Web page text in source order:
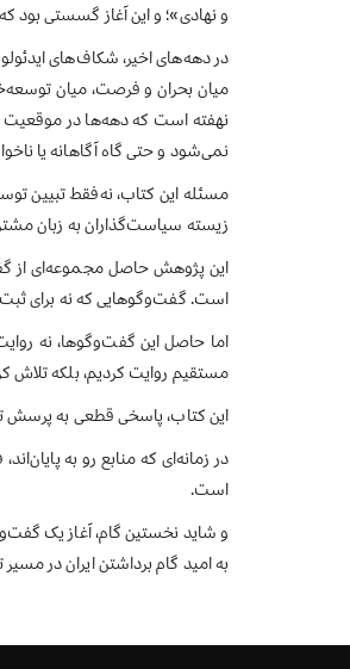
و نهادی»؛ و این آغاز گسستی بود
در دهه‌های اخیر، شکاف‌های
میان بحران و فرصت، میان
نهفته است که دهه‌ها در موقعیت
نمی‌شود و حتی گاه آگاهانه یا
مسئله این کتاب، نه‌فقط تبیین
زیسته سیاست‌گذاران به زبان
این پژوهش حاصل مجموعه‌ای از
است. گفت‌وگوهایی که نه برای
اما حاصل این گفت‌وگوها، نه
مستقیم روایت کردیم، بلکه تلاش
این کتاب، پاسخی قطعی به پرسش
در زمانه‌ای که منابع رو به
است.
و شاید نخستین گام، آغاز یک
به امید گام برداشتن ایران در